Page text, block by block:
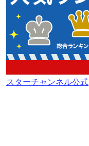
スターチャンネル公式